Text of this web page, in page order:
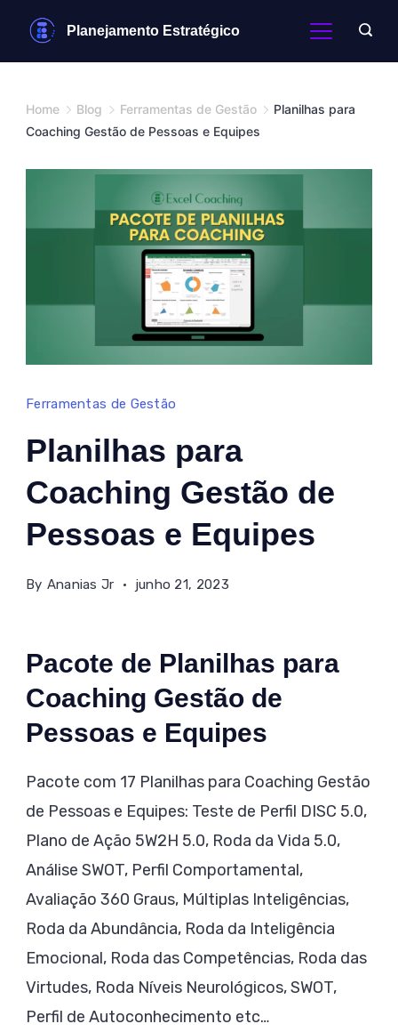
Planejamento Estratégico
Home Blog Ferramentas de Gestão
Planilhas para
Coaching Gestão de Pessoas e Equipes
Coaching,
De
Pessoas
Equipes
Ferramentas de Gestão
Planilhas para
Coaching Gestão de
Pessoas e Equipes
By Ananias Jr junho 21, 2023
Pacote de Planilhas para
Coaching Gestão de
Pessoas e Equipes
Pacote com 17 Planilhas para Coaching Gestão
de Pessoas e Equipes: Teste de Perfil DISC 5.0,
Plano de Ação 5W2H 5.0, Roda da Vida 5.0,
Análise SWOT, Perfil Comportamental,
Avaliação 360 Graus, Múltiplas Inteligências,
Roda da Abundância, Roda da Inteligência
Emocional, Roda das Competências, Roda das
Virtudes, Roda Níveis Neurológicos, SWOT,
Perfil de Autoconhecimento etc…